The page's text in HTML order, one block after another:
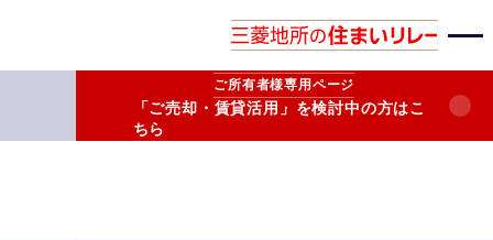
ご所有者様専用ページ
「ご売却・賃貸活用」を検討中の方はこ
ちら